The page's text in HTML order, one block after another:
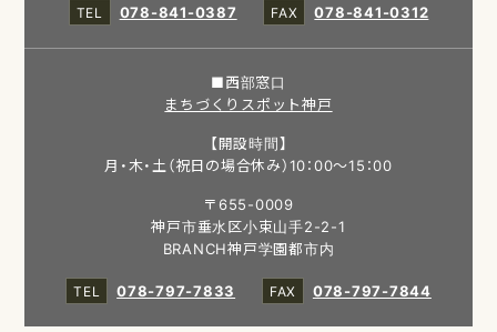
078-841-0387
078-841-0312
■西部窓口
まちづくりスポット神戸
【開設時間】
月・木・土（祝日の場合休み）10：00～15：00
〒655-0009
神戸市垂水区小束山手2-2-1
BRANCH神戸学園都市内
078-797-7833
078-797-7844